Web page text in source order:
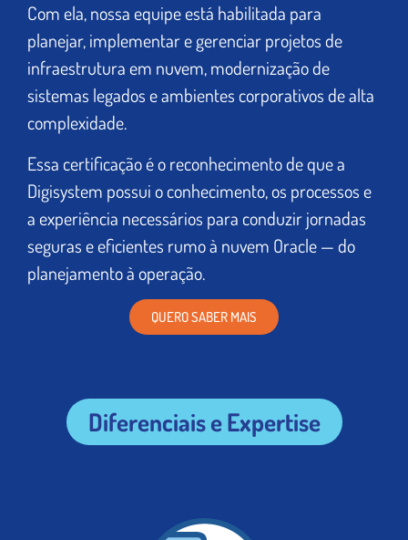
Com ela, nossa equipe está habilitada para
planejar, implementar e gerenciar projetos de
infraestrutura em nuvem, modernização de
sistemas legados e ambientes corporativos de alta
complexidade.
Essa certificação é o reconhecimento de que a
Digisystem possui o conhecimento, os processos e
a experiência necessários para conduzir jornadas
seguras e eficientes rumo à nuvem Oracle — do
planejamento à operação.
QUERO SABER MAIS
Diferenciais e Expertise